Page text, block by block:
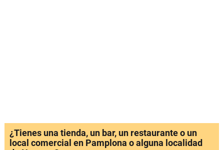
¿Tienes una tienda, un bar, un restaurante o un
local comercial en Pamplona o alguna localidad